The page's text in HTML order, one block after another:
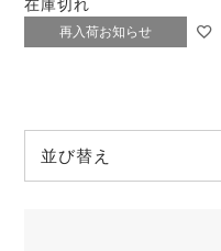
在庫切れ
再入荷お知らせ
並び替え